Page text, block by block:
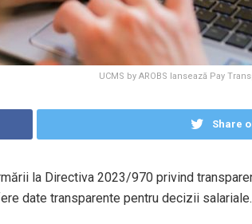
UCMS by AROBS lansează Pay
Share
la Directiva 2023/970 privind
date transparente pentru decizii salariale.